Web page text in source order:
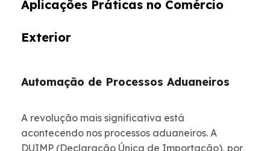
Aplicações Práticas no Comércio
Exterior
Automação de Processos Aduaneiros
A revolução mais significativa está
acontecendo nos processos aduaneiros. A
DUIMP (Declaração Única de Importação), por